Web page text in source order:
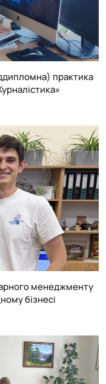
практика
менеджменту
бізнесі